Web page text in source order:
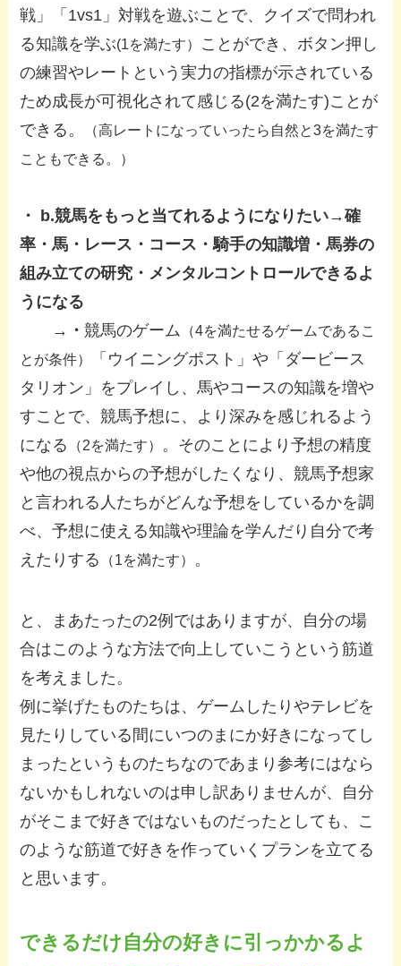
戦」「1vs1」対戦を遊ぶことで、クイズで問われ
る知識を学ぶ(1を満たす） ことができ、ボタン押し
の練習やレートという実力の指標が示されている
ため成長が可視化されて感じる(2を満たす)ことが
できる。
（高レートになっていったら自然と3を満たす
こともできる。）
・ b.競馬をもっと当てれるようになりたい→確
率・馬・レース・コース・騎手の知識増・馬券の
組み立ての研究・メンタルコントロールできるよ
うになる
→・競馬のゲーム （4を満たせるゲームであるこ
とが条件）
「ウイニングポスト」や「ダービース
タリオン」をプレイし、馬やコースの知識を増や
すことで、競馬予想に、より深みを感じれるよう
になる
（2を満たす） 。そのことにより予想の精度
や他の視点からの予想がしたくなり、競馬予想家
と言われる人たちがどんな予想をしているかを調
べ、予想に使える知識や理論を学んだり自分で考
えたりする
（1を満たす） 。
と、まあたったの2例ではありますが、自分の場
合はこのような方法で向上していこうという筋道
を考えました。
例に挙げたものたちは、ゲームしたりやテレビを
見たりしている間にいつのまにか好きになってし
まったというものたちなのであまり参考にはなら
ないかもしれないのは申し訳ありませんが、自分
がそこまで好きではないものだったとしても、こ
のような筋道で好きを作っていくプランを立てる
と思います。
できるだけ自分の好きに引っかかるよ